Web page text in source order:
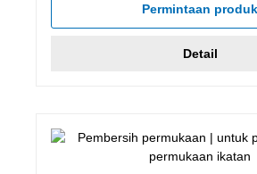
Permintaan produk
Detail